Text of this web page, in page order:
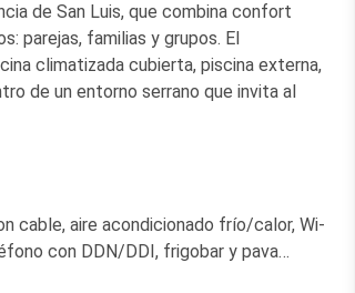
de San Luis, que combina confort
parejas, familias y grupos. El
climatizada cubierta, piscina externa,
de un entorno serrano que invita al
cable, aire acondicionado frío/calor, Wi-
con DDN/DDI, frigobar y pava